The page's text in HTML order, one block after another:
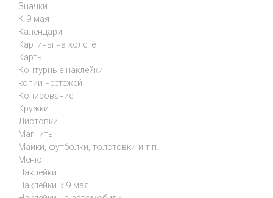
Значки
К 9 мая
Календари
Картины на холсте
Карты
Контурные наклейки
копии чертежей
Копирование
Кружки
Листовки
Магниты
Майки, футболки, толстовки и т.п.
Меню
Наклейки
Наклейки к 9 мая